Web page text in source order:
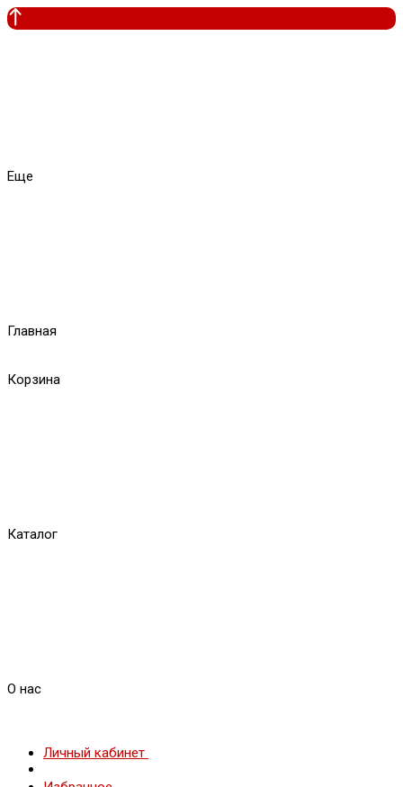
Еще
Главная
Корзина
Каталог
О нас
Личный кабинет